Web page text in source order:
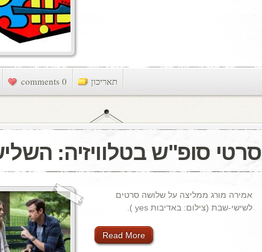
0 comments תאריכון
סרטי סופ"ש בטלוויזיה:
אמירה מורג ממליצה על שלושה סרטים
לשישי-שבת (צילום: באדיבות yes ).
Read More